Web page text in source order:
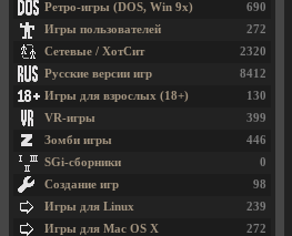
690
Ретро-игры (DOS, Win 9x)
272
Игры пользователей
2320
Сетевые / ХотСит
8412
Русские версии игр
130
Игры для взрослых (18+)
399
VR-игры
446
Зомби игры
0
SGi-сборники
98
Создание игр
239
Игры для Linux
272
Игры для Mac OS X